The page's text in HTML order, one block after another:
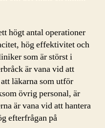
högt antal operationer
hög effektivitet och
som är störst i
är vana vid att
läkarna som utför
övrig personal, är
är vana vid att hantera
efterfrågan på